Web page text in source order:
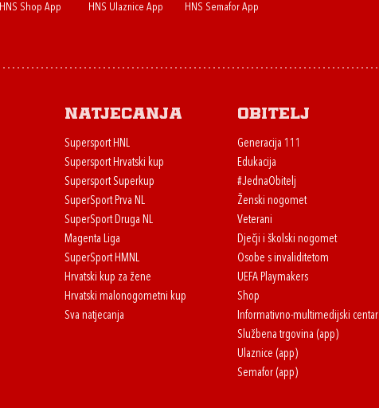
HNS Shop App HNS Ulaznice App HNS Semafor App
Natjecanja
Supersport HNL
Supersport Hrvatski kup
Supersport Superkup
SuperSport Prva NL
SuperSport Druga NL
Magenta Liga
SuperSport HMNL
Hrvatski kup za žene
Hrvatski malonogometni kup
Sva natjecanja
Obitelj
Generacija 111
Edukacija
#JednaObitelj
Ženski nogomet
Veterani
Dječji i školski nogomet
Osobe s invaliditetom
UEFA Playmakers
Shop
Informativno-multimedijski centar
Službena trgovina (app)
Ulaznice (app)
Semafor (app)